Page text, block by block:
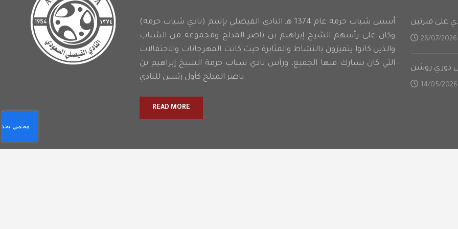
أسس شباب حرمه عام 1374 هـ النادي الفيصلي بإسم (نادي شباب حرمه)
وكان على رأسهم الشيخ إبراهيم بن ناصر المدلج ومجموعة من الشباب
والذين كانوا يتميزون بالنشاط والمثابرة حيث كانت المهرجانات والاحتفالات
التي كان يشارك فيها الجميع، ورأس نادي شباب حرمة الشيخ إبراهيم بن
ناصر المدلج كأول رئيس للنادي.
READ MORE
26/07/2026
دوري روشن
14/05/2026